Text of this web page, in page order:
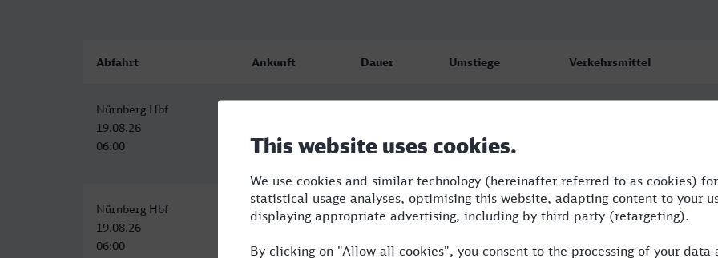
Abfahrt Ankunft Dauer Umstiege Verkehrsmittel
Nürnberg Hbf
19.08.26
06:00
11:41
Nürnberg Hbf
19.08.26
06:00
Bocholt
19.08.26
11:41
5:41 ICE,VIA